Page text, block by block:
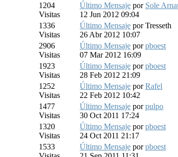
1204
Visitas
Último Mensaje por Sole
12 Jun 2012 09:04
1336
Visitas
Último Mensaje porTresseth
26 Abr 2012 10:07
2906
Visitas
Último Mensaje porpboest
07 Mar 2012 16:09
1923
Visitas
Último Mensaje porpboest
28 Feb 2012 21:09
1252
Visitas
Último Mensaje porRafel
22 Feb 2012 10:42
1477
Visitas
Último Mensaje porpulpo
30 Oct 2011 17:24
1320
Visitas
Último Mensaje porpboest
24 Oct 2011 21:17
1533
Último Mensaje porpboest